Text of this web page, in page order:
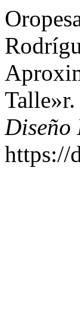
Talle»r.
Diseño
https://